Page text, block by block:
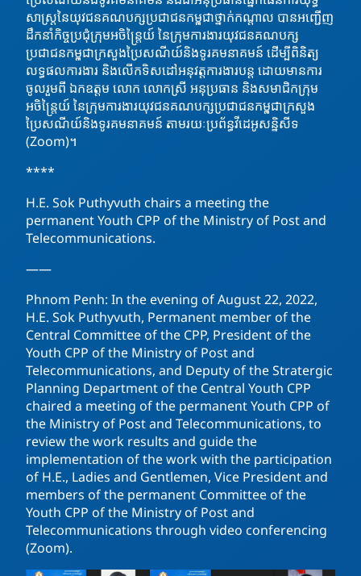
សាស្រ្តនៃយុវជនគណបក្សប្រជាជនកម្ពុជាថ្នាក់កណ្តាល បានអញ្ជើញ
ដឹកនាំកិច្ចប្រជុំក្រុមអចិន្រ្តៃយ៍ នៃក្រុមការងារយុវជនគណបក្ស
ប្រជាជនកម្ពុជាក្រសួងប្រៃសណីយ៍និងទូរគមនាគមន៍ ដើម្បីពិនិត្យ
លទ្ធផលការងារ និងលើកទិសដៅអនុវត្តការងារបន្ត ដោយមានការ
ចូលរួមពី ឯកឧត្តម លោក លោកស្រី អនុប្រធាន និងសមាជិកក្រុម
អចិន្រ្តៃយ៍ នៃក្រុមការងារយុវជនគណបក្សប្រជាជនកម្ពុជាក្រសួង
ប្រៃសណីយ៍និងទូរគមនាគមន៍ តាមរយៈប្រព័ន្ធវីដេអូសន្និសីទ
(Zoom)។
****
H.E. Sok Puthyvuth chairs a meeting the
permanent Youth CPP of the Ministry of Post and
Telecommunications.
——
Phnom Penh: In the evening of August 22, 2022,
H.E. Sok Puthyvuth, Permanent member of the
Central Committee of the CPP, President of the
Youth CPP of the Ministry of Post and
Telecommunications, and Deputy of the Stratergic
Planning Department of the Central Youth CPP
chaired a meeting of the permanent Youth CPP of
the Ministry of Post and Telecommunications, to
review the work results and guide the
implementation of the work with the participation
of H.E., Ladies and Gentlemen, Vice President and
members of the permanent Committee of the
Youth CPP of the Ministry of Post and
Telecommunications through video conferencing
(Zoom).